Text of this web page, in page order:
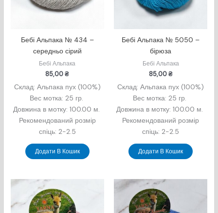
Бебі Альпака № 434 –
середньо сірий
Бебі Альпака
85,00₴
Склад: Альпака пух (100%)
Вес мотка: 25 гр.
Довжина в мотку: 100.00 м.
Рекомендований розмір
спіць: 2-2.5
Додати В Кошик
Бебі Альпака № 5050 –
бірюза
Бебі Альпака
85,00₴
Склад: Альпака пух (100%)
Вес мотка: 25 гр.
Довжина в мотку: 100.00 м.
Рекомендований розмір
спіць: 2-2.5
Додати В Кошик